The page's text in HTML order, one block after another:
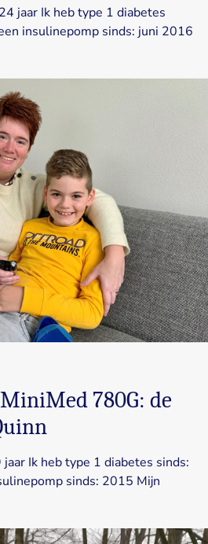
jaar Ik heb type 1 diabetes
insulinepomp sinds: juni 2016
780G: de
Ik heb type 1 diabetes sinds:
sinds: 2015 Mijn